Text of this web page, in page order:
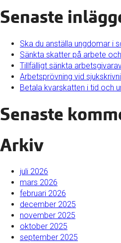
Senaste
Ska du anställa ungdomar i
Sänkta skatter på arbete
Tillfälligt sänkta
Arbetsprövning vid
Betala kvarskatten i tid och
Senaste
Arkiv
juli 2026
mars 2026
februari 2026
december 2025
november 2025
oktober 2025
september 2025